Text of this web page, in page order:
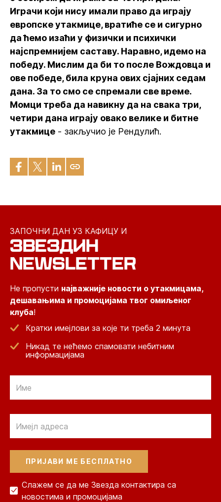
Играчи који нису имали право да играју
европске утакмице, вратиће се и сигурно
да ћемо изаћи у физички и психички
најспремнијем саставу. Наравно, идемо на
победу. Мислим да би то после Вождовца и
ове победе, била круна ових сјајних седам
дана. За то смо се спремали све време.
Момци треба да навикну да на свака три,
четири дана играју овако велике и битне
утакмице - закључио је Рендулић.
ЗАПОЧНИ ДАН УЗ КАФИЦУ И
ЗВЕЗДИН
NEWSLETTER
Не пропусти најважније новости о утакмицама,
дешавањима и промоцијама твог омиљеног
клуба!
Кратки имејлови за које ти треба 2 минута
Никад те нећемо спамовати небитним
информацијама
Слажем се да ме Звезда контактира са
новостима и промоцијама